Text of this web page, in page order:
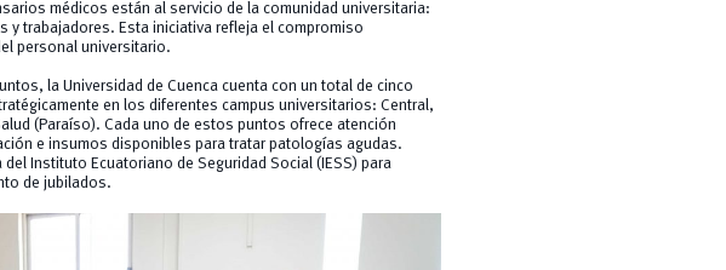
médicos están al servicio de la comunidad universitaria:
trabajadores. Esta iniciativa refleja el compromiso
personal universitario.
la Universidad de Cuenca cuenta con un total de cinco
en los diferentes campus universitarios: Central,
(Paraíso). Cada uno de estos puntos ofrece atención
e insumos disponibles para tratar patologías agudas.
Instituto Ecuatoriano de Seguridad Social (IESS) para
de jubilados.